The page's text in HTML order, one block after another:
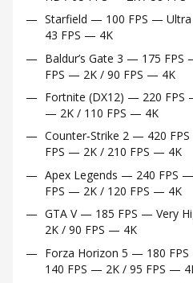
Starfield — 100 FPS —
43 FPS — 4K
Baldur’s Gate 3 — 175
FPS — 2K / 90 FPS — 4K
Fortnite (DX12) — 220 FPS
— 2K / 110 FPS — 4K
Counter‑Strike 2 — 420
FPS — 2K / 210 FPS — 4K
Apex Legends — 240 FPS
FPS — 2K / 120 FPS — 4K
GTA V — 185 FPS — Very
2K / 90 FPS — 4K
Forza Horizon 5 — 180
140 FPS — 2K / 95 FPS —